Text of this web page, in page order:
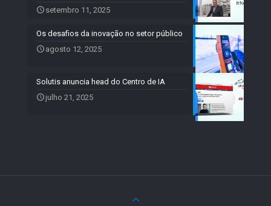
setembro 11, 2025
Os desafios da inovação no setor público
agosto 12, 2025
Solutis anuncia head do Centro de IA
julho 21, 2025